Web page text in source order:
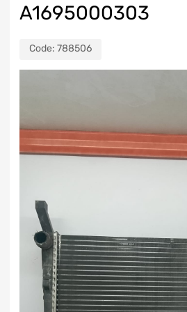
A1695000303
Code: 788506